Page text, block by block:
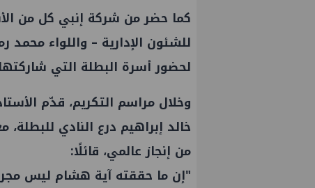
كما حضر من شركة إنبي كل من
للشئون الإدارية – واللواء
لحضور أسرة البطلة التي
وخلال مراسم التكريم، قدّم
خالد إبراهيم درع النادي
من إنجاز عالمي، قائلًا:
"إن ما حققته آية هشام ليس مجرد